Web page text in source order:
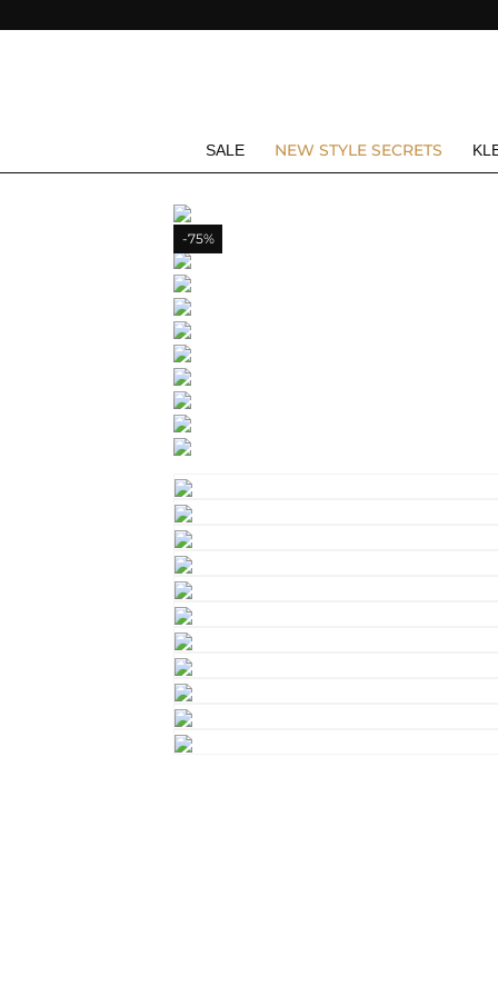
SALE NEW STYLE SECRETS
-75%